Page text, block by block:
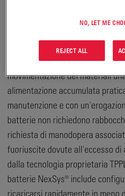
veicoli a tre ruote con seduta e
Adatte per una gamma di
batterie NexSys® offrono alle
movimentazione dei materiali
alimentazione accumulata
manutenzione e con
batterie non richiedono
richiesta di manodopera
fuoriuscite dovute all'eccesso di
dalla tecnologia proprietaria
batterie NexSys® include
ricaricarsi rapidamente in meno
NO, LET ME
REJECT ALL